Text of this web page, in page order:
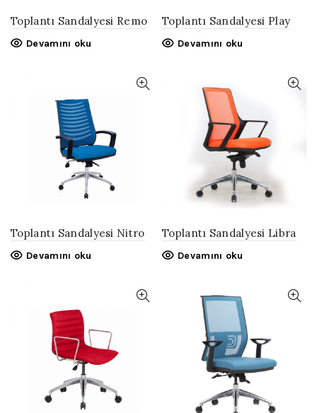
Toplantı Sandalyesi Remo
Devamını oku
Toplantı Sandalyesi Play
Devamını oku
Toplantı Sandalyesi Nitro
Devamını oku
Toplantı Sandalyesi Libra
Devamını oku